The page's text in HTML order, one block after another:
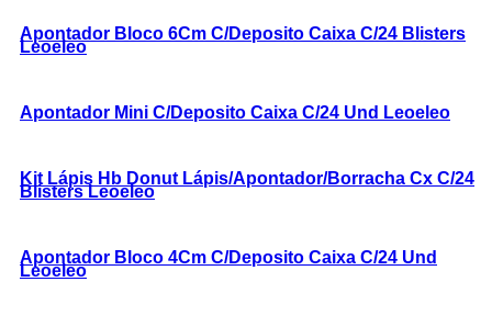
Apontador Bloco 6Cm C/Deposito Caixa C/24 Blisters
Leoeleo
Apontador Mini C/Deposito Caixa C/24 Und Leoeleo
Kit Lápis Hb Donut Lápis/Apontador/Borracha Cx C/24
Blisters Leoeleo
Apontador Bloco 4Cm C/Deposito Caixa C/24 Und
Leoeleo